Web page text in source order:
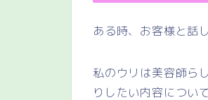
ある時、お客様と話
私のウリは美容師ら
りしたい内容につい